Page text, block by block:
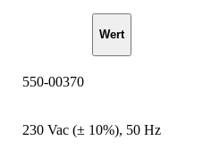
Wert
550-00370
230 Vac (± 10%), 50 Hz